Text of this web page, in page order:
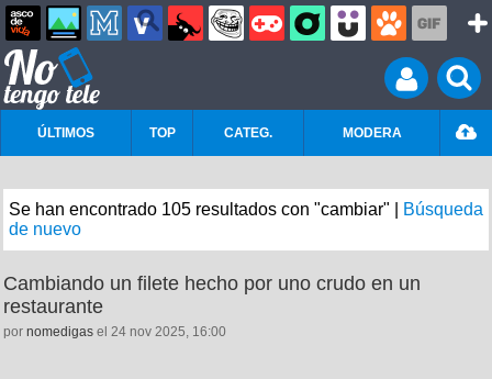
ÚLTIMOS TOP CATEG. MODERA
Se han encontrado 105 resultados con "cambiar" |
Búsqueda
de nuevo
Cambiando un filete hecho por uno crudo en un
restaurante
por nomedigas el 24 nov 2025, 16:00